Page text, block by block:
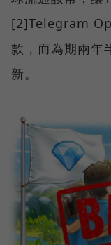
[2]Telegram
款，而為期兩年
新。